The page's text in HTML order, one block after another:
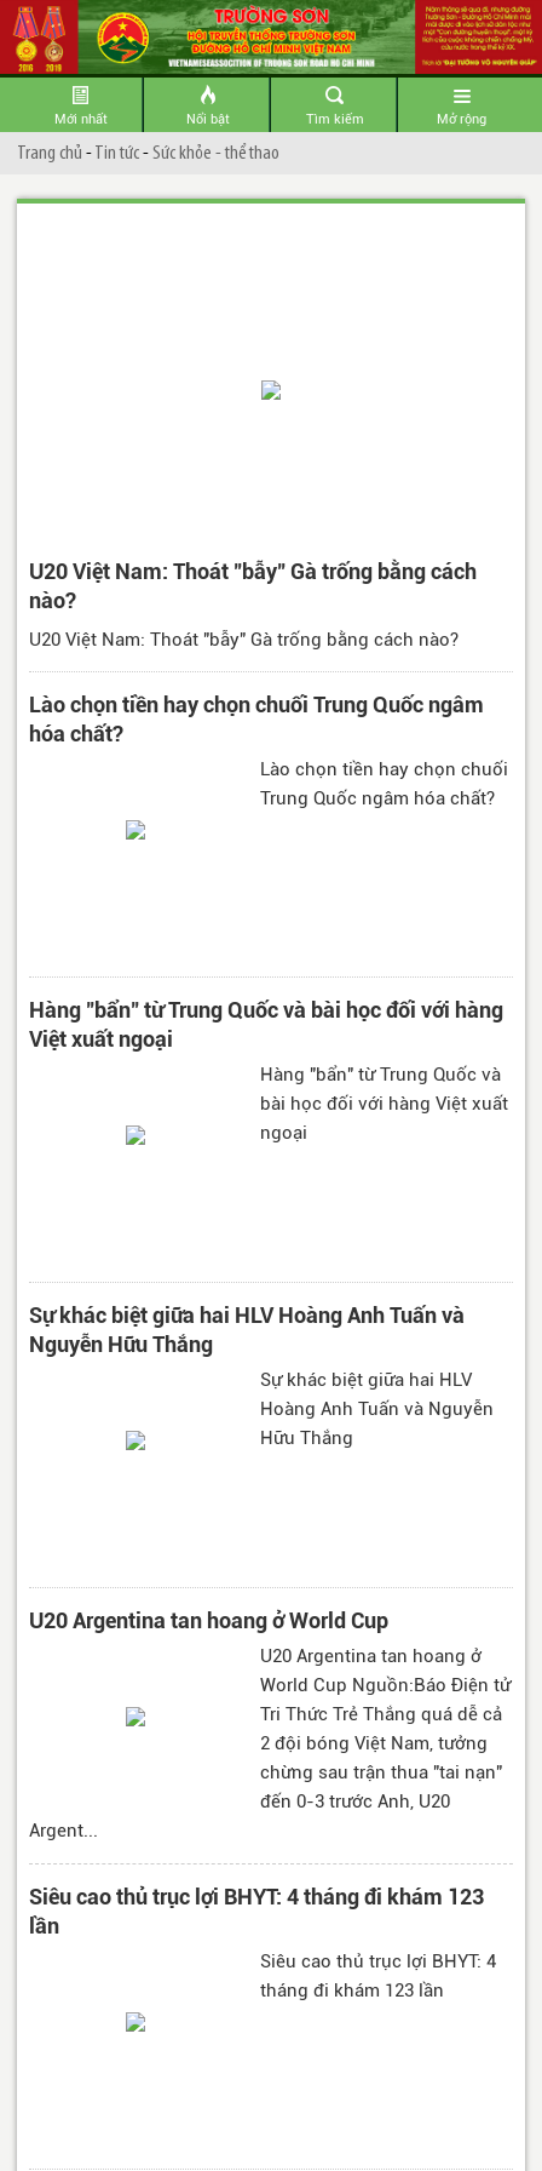
Mới nhất Nổi bật Tìm kiếm Mở rộng
Trang chủ -Tin tức-Sức khỏe - thể thao
U20 Việt Nam: Thoát "bẫy" Gà trống bằng cách
nào?
U20 Việt Nam: Thoát "bẫy" Gà trống bằng cách nào?
Lào chọn tiền hay chọn chuối Trung Quốc ngâm
hóa chất?
Lào chọn tiền hay chọn chuối
Trung Quốc ngâm hóa chất?
Hàng "bẩn" từ Trung Quốc và bài học đối với hàng
Việt xuất ngoại
Hàng "bẩn" từ Trung Quốc và
bài học đối với hàng Việt xuất
ngoại
Sự khác biệt giữa hai HLV Hoàng Anh Tuấn và
Nguyễn Hữu Thắng
Sự khác biệt giữa hai HLV
Hoàng Anh Tuấn và Nguyễn
Hữu Thắng
U20 Argentina tan hoang ở World Cup
U20 Argentina tan hoang ở
World Cup Nguồn:Báo Điện tử
Tri Thức Trẻ Thắng quá dễ cả
2 đội bóng Việt Nam, tưởng
chừng sau trận thua "tai nạn"
đến 0-3 trước Anh, U20
Argent...
Siêu cao thủ trục lợi BHYT: 4 tháng đi khám 123
lần
Siêu cao thủ trục lợi BHYT: 4
tháng đi khám 123 lần